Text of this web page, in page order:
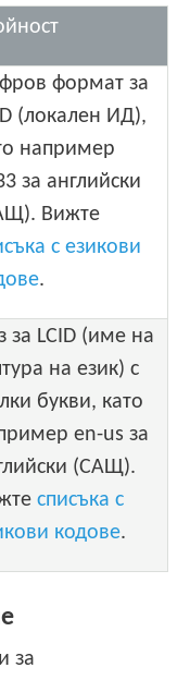
формат за
(локален ИД),
например
за английски
Вижте
с езикови
.
за LCID (име на
на език) с
букви, като
en-us за
(САЩ).
списъка с
кодове.
за